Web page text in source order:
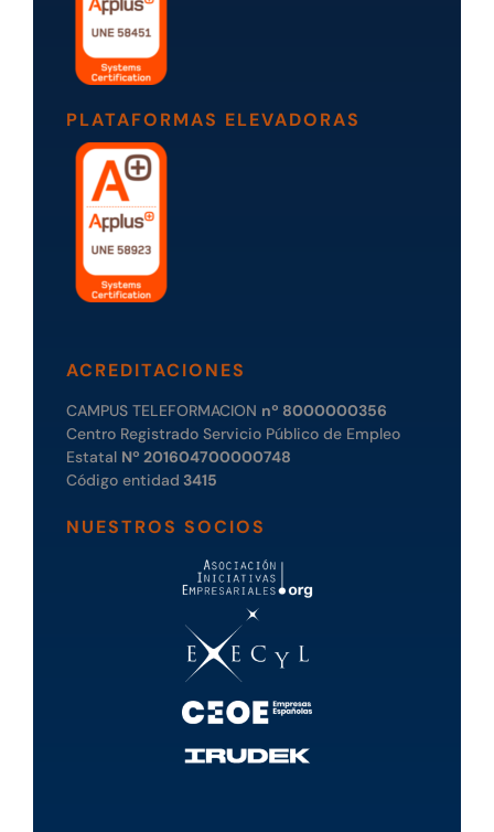
PLATAFORMAS ELEVADORAS
ACREDITACIONES
CAMPUS TELEFORMACION nº 8000000356
Centro Registrado Servicio Público de Empleo
Estatal Nº 201604700000748
Código entidad 3415
NUESTROS SOCIOS